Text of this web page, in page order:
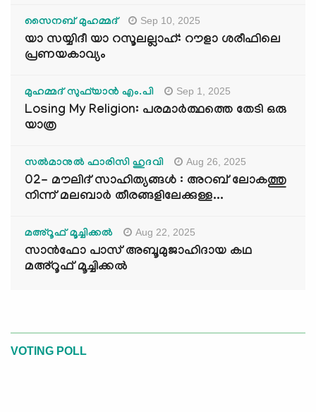
സൈനബ് മുഹമ്മദ് Sep 10, 2025
യാ സയ്യിദീ യാ റസൂലല്ലാഹ്: റൗളാ ശരീഫിലെ
പ്രണയകാവ്യം
മുഹമ്മദ് സുഫ്‌യാൻ എം.പി Sep 1, 2025
Losing My Religion: പരമാർത്ഥത്തെ തേടി ഒരു
യാത്ര
സൽമാനുൽ ഫാരിസി ഹുദവി Aug 26, 2025
02- മൗലിദ് സാഹിത്യങ്ങൾ : അറബ് ലോകത്തു
നിന്ന് മലബാർ തീരങ്ങളിലേക്കുള്ള...
മഅ്റൂഫ് മൂച്ചിക്കല്‍ Aug 22, 2025
സാൻഫോ പാസ് അബൂമുജാഹിദായ കഥ
മഅ്റൂഫ് മൂച്ചിക്കല്‍
VOTING POLL